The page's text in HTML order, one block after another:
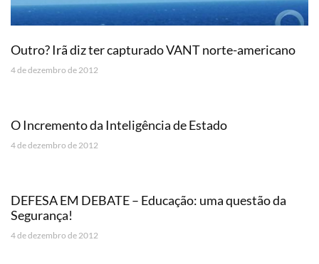
Outro? Irã diz ter capturado VANT norte-americano
4 de dezembro de 2012
O Incremento da Inteligência de Estado
4 de dezembro de 2012
DEFESA EM DEBATE – Educação: uma questão da
Segurança!
4 de dezembro de 2012